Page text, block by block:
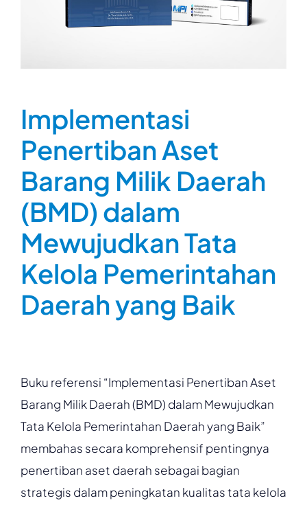
Implementasi
Penertiban Aset
Barang Milik Daerah
(BMD) dalam
Mewujudkan Tata
Kelola Pemerintahan
Daerah yang Baik
Buku referensi “Implementasi Penertiban Aset
Barang Milik Daerah (BMD) dalam Mewujudkan
Tata Kelola Pemerintahan Daerah yang Baik”
membahas secara komprehensif pentingnya
penertiban aset daerah sebagai bagian
strategis dalam peningkatan kualitas tata kelola